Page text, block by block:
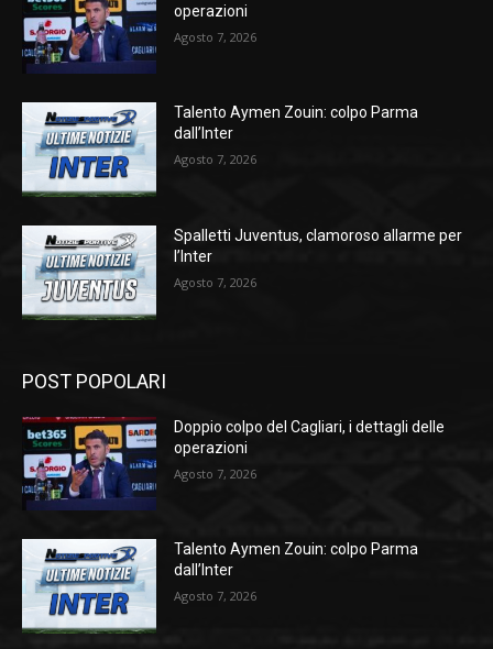
operazioni
Agosto 7, 2026
Talento Aymen Zouin: colpo Parma
dall’Inter
Agosto 7, 2026
Spalletti Juventus, clamoroso allarme per
l’Inter
Agosto 7, 2026
POST POPOLARI
Doppio colpo del Cagliari, i dettagli delle
operazioni
Agosto 7, 2026
Talento Aymen Zouin: colpo Parma
dall’Inter
Agosto 7, 2026